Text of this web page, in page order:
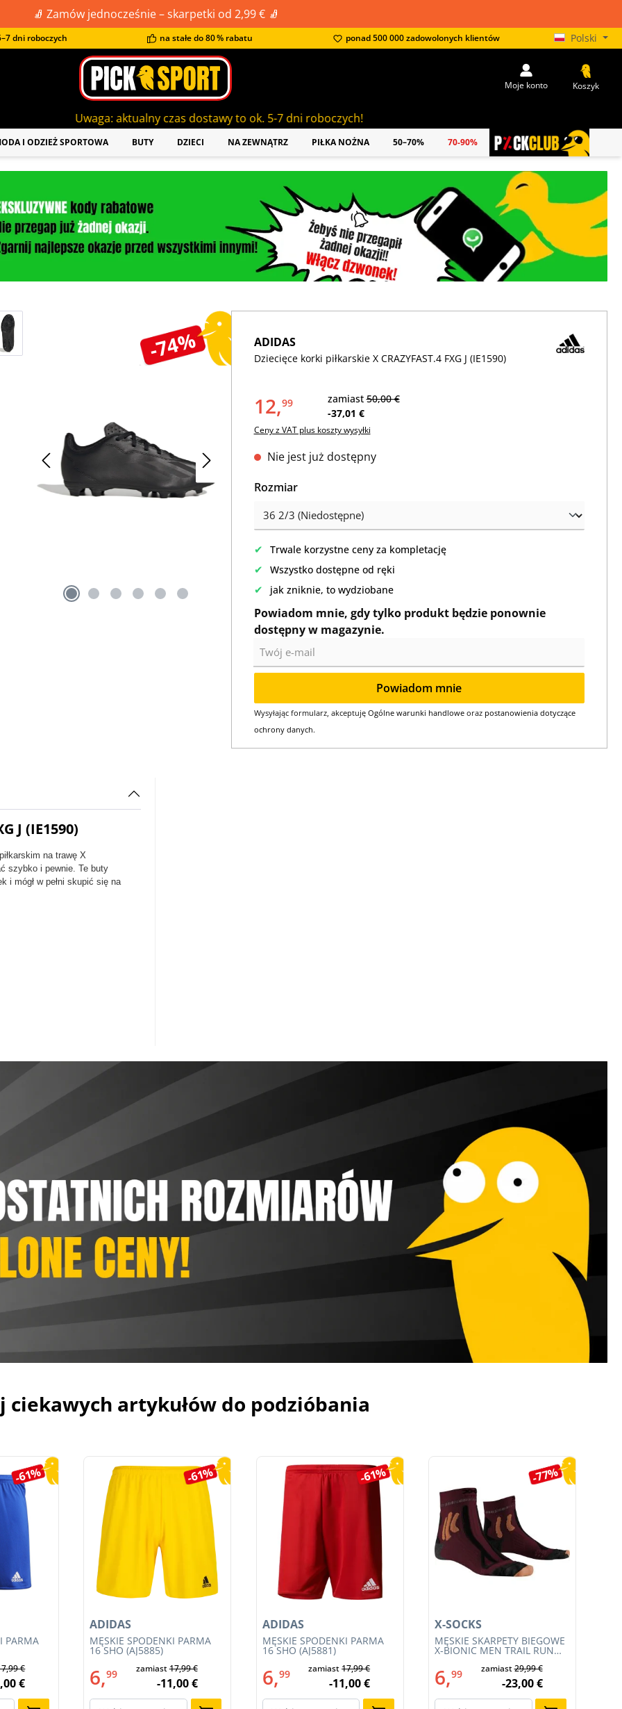
🧦 Zamów jednocześnie – skarpetki od 2,99 € 🧦
dni roboczych na stałe do 80 % rabatu ponad 500 000 zadowolonych klientów Polski
Uwaga: aktualny czas dostawy to ok. 5-7 dni roboczych!
Moje konto Koszyk
I ODZIEŻ SPORTOWA BUTY DZIECI NA ZEWNĄTRZ PIŁKA NOŻNA 50–70% 70-90% PICKCLUB
-74%
ADIDAS
Dziecięce korki piłkarskie X CRAZYFAST.4 FXG J (IE1590)
12,99 zamiast50,00 €
-37,01 €
Ceny z VAT plus koszty wysyłki
Nie jest już dostępny
Wybierz
Rozmiar
✔ Trwale korzystne ceny za kompletację
✔ Wszystko dostępne od ręki
✔ jak zniknie, to wydziobane
Powiadom mnie, gdy tylko produkt będzie ponownie
dostępny w magazynie.
Powiadom mnie
Wysyłając formularz, akceptuję Ogólne warunki handloweoraz postanowienia dotyczące
ochrony danych.
J (IE1590)
na trawę X
szybko i pewnie. Te buty
i mógł w pełni skupić się na
ciekawych artykułów do podzióbania
-61%
PARMA
€
€
-61%
MĘSKIE SPODENKI PARMA
16 SHO (AJ5885)
ADIDAS
6,99 zamiast17,99 €
-11,00 €
-61%
MĘSKIE SPODENKI PARMA
16 SHO (AJ5881)
ADIDAS
6,99 zamiast17,99 €
-11,00 €
-77%
MĘSKIE SKARPETY BIEGOWE
X-BIONIC MEN TRAIL RUN
R019)
X-SOCKS
6,99 zamiast29,99 €
-23,00 €